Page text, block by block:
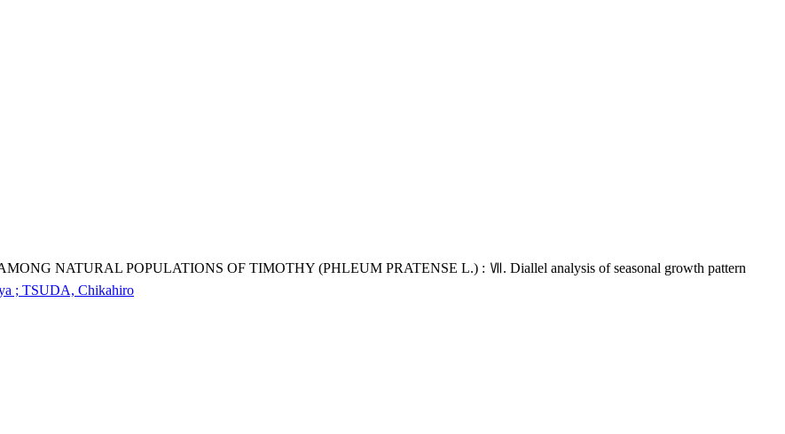
NATURAL POPULATIONS OF TIMOTHY (PHLEUM PRATENSE L.) : Ⅶ. Diallel analysis of seasonal growth pattern
; TSUDA, Chikahiro